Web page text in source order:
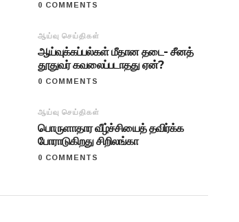
0 COMMENTS
ஆய்வு செய்திகள்
ஆய்வுக்கப்பல்கள் மீதான தடை- சீனத்
தூதுவர் கவலைப்படாதது ஏன்?
0 COMMENTS
ஆய்வு செய்திகள்
பொருளாதார வீழ்ச்சியைத் தவிர்க்க
போராடுகிறது சிறிலங்கா
0 COMMENTS